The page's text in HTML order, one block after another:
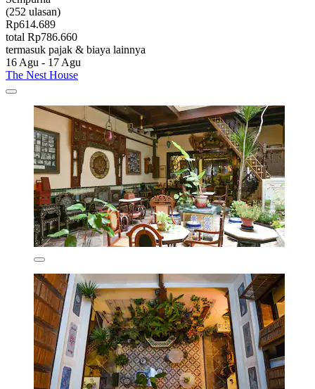
(252 ulasan)
Rp614.689
total Rp786.660
termasuk pajak & biaya lainnya
16 Agu - 17 Agu
The Nest House